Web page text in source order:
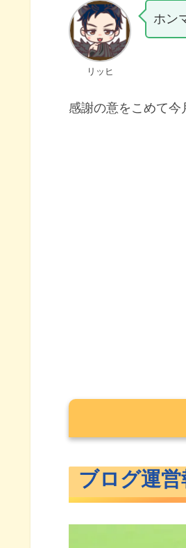
リッヒ
ホン
感謝の意をこめて今
PV数
ブログ運営